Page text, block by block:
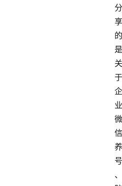
分
享
的
是
关
于
企
业
微
信
养
号
、